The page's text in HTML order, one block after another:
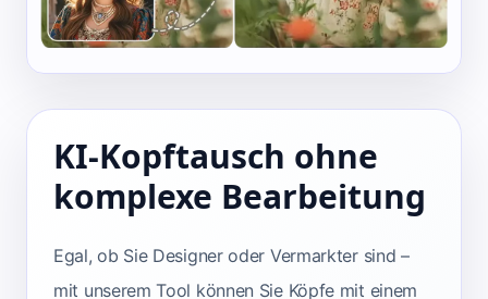
KI-Kopftausch ohne
komplexe Bearbeitung
Egal, ob Sie Designer oder Vermarkter sind –
mit unserem Tool können Sie Köpfe mit einem